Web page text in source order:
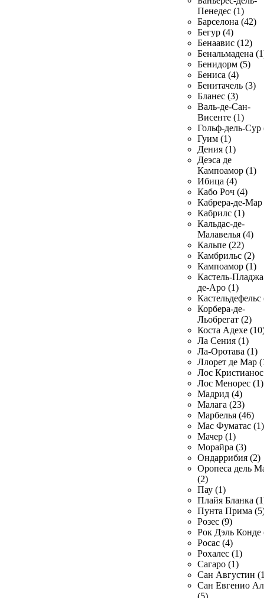
Пенедес (1)
Барселона (42)
Бегур (4)
Бенаавис (12)
Бенальмадена
Бенидорм (5)
Бениса (4)
Бенитачель (3)
Бланес (3)
Валь-де-Сан-
Висенте (1)
Гольф-дель-Сур
Гуим (1)
Дения (1)
Деэса де
Кампоамор (1)
Ибица (4)
Кабо Роч (4)
Кабрера-де-Мар
Кабрилс (1)
Кальдас-де-
Малавелья (4)
Кальпе (22)
Камбрильс (2)
Кампоамор (1)
Кастель-
де-Аро (1)
Кастельдефельс
Корбера-де-
Льобрегат (2)
Коста Адехе
Ла Сения (1)
Ла-Оротава (1)
Ллорет де Мар
Лос
Лос Менорес (1)
Мадрид (4)
Малага (23)
Марбелья (46)
Мас Фуматас (1)
Мачер (1)
Морайра (3)
Ондаррибия (2)
Оропеса дель
(2)
Пау (1)
Плайя Бланка
Пунта Прима
Розес (9)
Рок Дэль Конде
Росас (4)
Рохалес (1)
Сагаро (1)
Сан Августин
Сан Евгенио
(5)